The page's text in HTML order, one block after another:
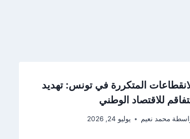
المتكررة في تونس: تهديد
للاقتصاد الوطني
محمد نعيم يوليو 24, 2026